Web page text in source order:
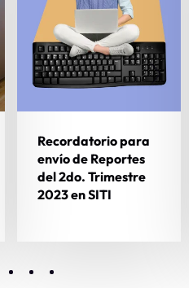
Recordatorio para
envío de Reportes
del 2do. Trimestre
2023 en SITI